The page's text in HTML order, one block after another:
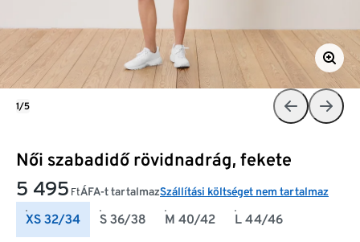
Női szabadidő rövidnadrág, fekete
5 495 FtÁFA-t tartalmazSzállítási költséget nem tartalmaz
XS 32/34 S 36/38 M 40/42 L 44/46
1/5